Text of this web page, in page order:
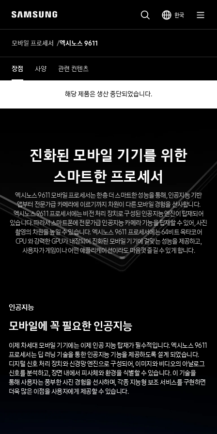
한국
모바일 프로세서 엑시노스 9611
장점 사양 관련 컨텐츠
해당 제품은 생산 중단되었습니다.
진화된 모바일 기기를 위한
스마트한 프로세서
엑시노스 9611 모바일 프로세서는 한층 더 스마트한 성능을 통해, 인공지능 기반
앱부터 전문가급 카메라에 이르기까지 차원이 다른 모바일 경험을 선사합니다.
엑시노스 9611 프로세서에는 비전 처리 장치로 구성된 인공지능 엔진이 탑재되어
있습니다. 따라서 스마트폰에 전문가급 인공지능 카메라 기능을 탑재할 수 있어, 사진
촬영의 차원을 높일 수 있습니다. 엑시노스 9611 프로세서에는 64비트 옥타코어
CPU 와 강력한 GPU가 내장되어 진화된 모바일 기기에 걸맞는 성능을 제공하고,
사용자가 게임이나 어떤 애플리케이션이라도 마음껏 즐길 수 있게 합니다.
인공지능
모바일에꼭필요한인공지능
이제 차세대 모바일 기기에는 이제 인공 지능 탑재가 필수적입니다. 엑시노스 9611
프로세서는 딥 러닝 기술을 통한 인공지능 기능을 제공하도록 설계 되었습니다.
디지털 신호 처리 장치와 신경망 엔진으로 구성되어, 이미지와 비디오의 아날로그
신호를 분석하고, 장면 내에서 피사체와 환경을 식별할 수 있습니다. 이 기술을
통해 사용자는 풍부한 사진 경험을 선사하며, 각종 지능형 보조 서비스를 구현하면
더욱 많은 이점을 사용자에게 제공할 수 있습니다.